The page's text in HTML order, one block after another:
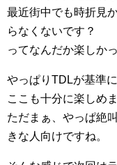
最近街中でも時折見
らなくないです？
ってなんだか楽しか
やっぱりTDLが基準
ここも十分に楽しめま
ただまぁ、やっぱ絶
きな人向けですね。